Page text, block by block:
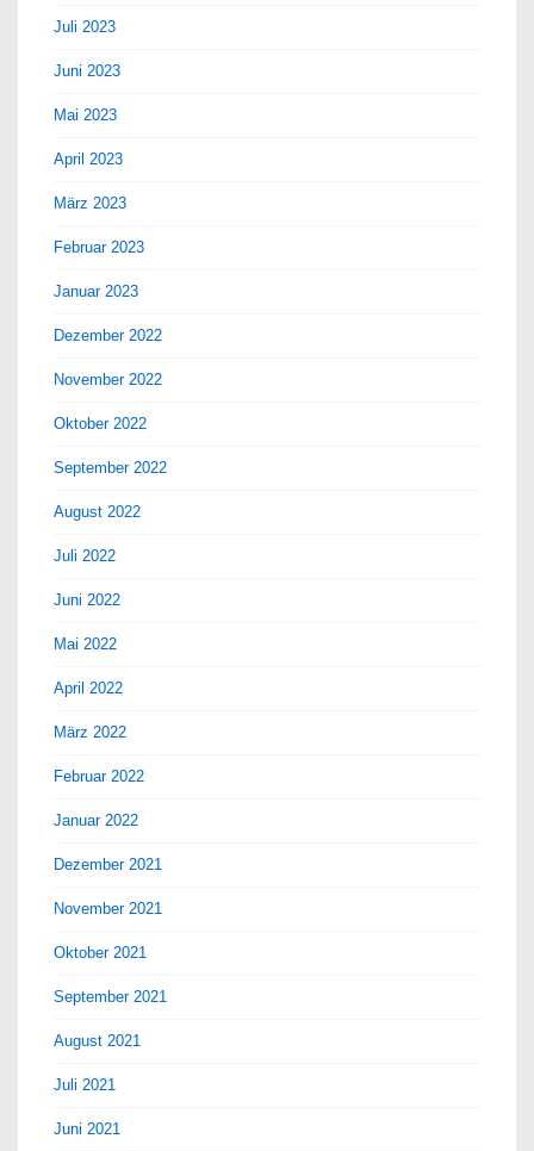
Juli 2023
Juni 2023
Mai 2023
April 2023
März 2023
Februar 2023
Januar 2023
Dezember 2022
November 2022
Oktober 2022
September 2022
August 2022
Juli 2022
Juni 2022
Mai 2022
April 2022
März 2022
Februar 2022
Januar 2022
Dezember 2021
November 2021
Oktober 2021
September 2021
August 2021
Juli 2021
Juni 2021